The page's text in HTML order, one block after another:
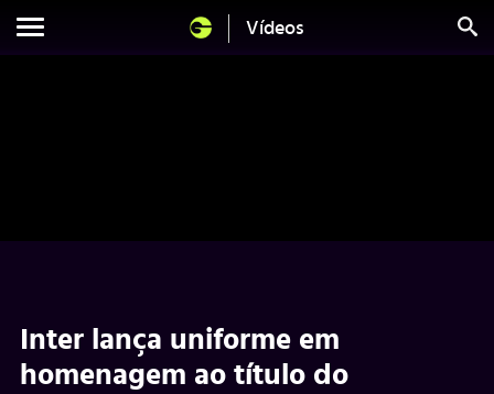
Vídeos
Inter lança uniforme em
homenagem ao título do